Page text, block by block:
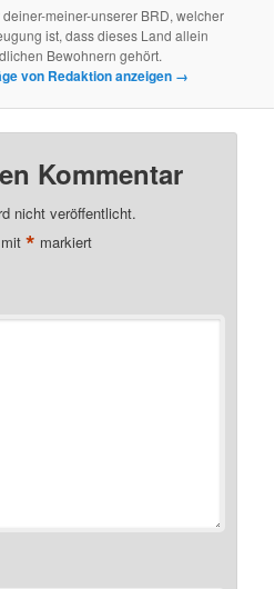
meiner-unserer BRD, welcher
ist, dass dieses Land allein
Bewohnern gehört.
von Redaktion anzeigen →
Kommentar
nicht veröffentlicht.
mit* markiert